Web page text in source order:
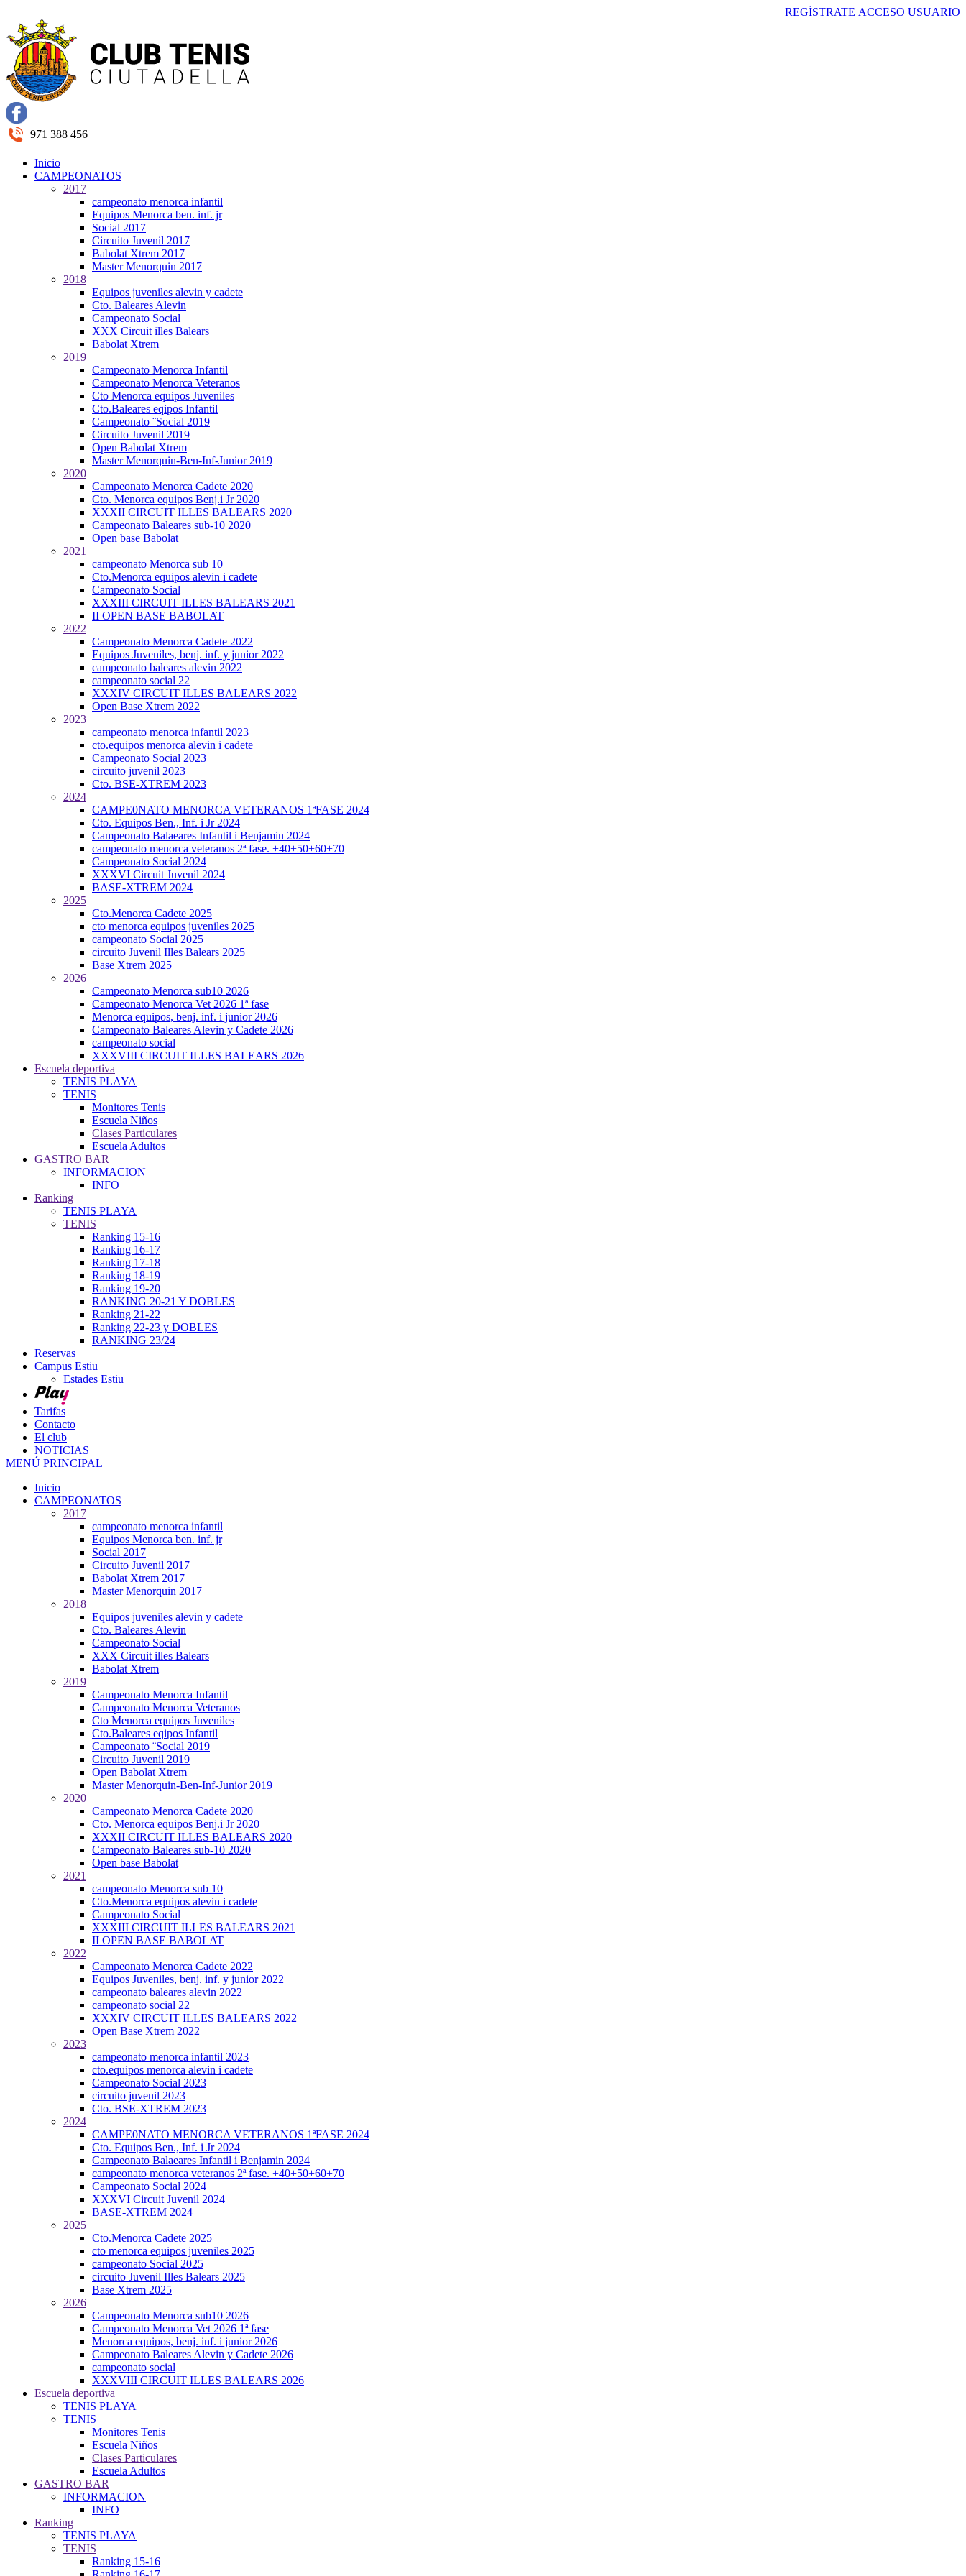
REGÍSTRATE ACCESO USUARIO
971 388 456
Inicio
CAMPEONATOS
2017
campeonato menorca infantil
Equipos Menorca ben. inf. jr
Social 2017
Circuito Juvenil 2017
Babolat Xtrem 2017
Master Menorquin 2017
2018
Equipos juveniles alevin y cadete
Cto. Baleares Alevin
Campeonato Social
XXX Circuit illes Balears
Babolat Xtrem
2019
Campeonato Menorca Infantil
Campeonato Menorca Veteranos
Cto Menorca equipos Juveniles
Cto.Baleares eqipos Infantil
Campeonato ¨Social 2019
Circuito Juvenil 2019
Open Babolat Xtrem
Master Menorquin-Ben-Inf-Junior 2019
2020
Campeonato Menorca Cadete 2020
Cto. Menorca equipos Benj.i Jr 2020
XXXII CIRCUIT ILLES BALEARS 2020
Campeonato Baleares sub-10 2020
Open base Babolat
2021
campeonato Menorca sub 10
Cto.Menorca equipos alevin i cadete
Campeonato Social
XXXIII CIRCUIT ILLES BALEARS 2021
II OPEN BASE BABOLAT
2022
Campeonato Menorca Cadete 2022
Equipos Juveniles, benj. inf. y junior 2022
campeonato baleares alevin 2022
campeonato social 22
XXXIV CIRCUIT ILLES BALEARS 2022
Open Base Xtrem 2022
2023
campeonato menorca infantil 2023
cto.equipos menorca alevin i cadete
Campeonato Social 2023
circuito juvenil 2023
Cto. BSE-XTREM 2023
2024
CAMPE0NATO MENORCA VETERANOS 1ªFASE 2024
Cto. Equipos Ben., Inf. i Jr 2024
Campeonato Balaeares Infantil i Benjamin 2024
campeonato menorca veteranos 2ª fase. +40+50+60+70
Campeonato Social 2024
XXXVI Circuit Juvenil 2024
BASE-XTREM 2024
2025
Cto.Menorca Cadete 2025
cto menorca equipos juveniles 2025
campeonato Social 2025
circuito Juvenil Illes Balears 2025
Base Xtrem 2025
2026
Campeonato Menorca sub10 2026
Campeonato Menorca Vet 2026 1ª fase
Menorca equipos, benj. inf. i junior 2026
Campeonato Baleares Alevin y Cadete 2026
campeonato social
XXXVIII CIRCUIT ILLES BALEARS 2026
Escuela deportiva
TENIS PLAYA
TENIS
Monitores Tenis
Escuela Niños
Clases Particulares
Escuela Adultos
GASTRO BAR
INFORMACION
INFO
Ranking
TENIS PLAYA
TENIS
Ranking 15-16
Ranking 16-17
Ranking 17-18
Ranking 18-19
Ranking 19-20
RANKING 20-21 Y DOBLES
Ranking 21-22
Ranking 22-23 y DOBLES
RANKING 23/24
Reservas
Campus Estiu
Estades Estiu
Tarifas
Contacto
El club
NOTICIAS
MENÚ PRINCIPAL
Inicio
CAMPEONATOS
2017
campeonato menorca infantil
Equipos Menorca ben. inf. jr
Social 2017
Circuito Juvenil 2017
Babolat Xtrem 2017
Master Menorquin 2017
2018
Equipos juveniles alevin y cadete
Cto. Baleares Alevin
Campeonato Social
XXX Circuit illes Balears
Babolat Xtrem
2019
Campeonato Menorca Infantil
Campeonato Menorca Veteranos
Cto Menorca equipos Juveniles
Cto.Baleares eqipos Infantil
Campeonato ¨Social 2019
Circuito Juvenil 2019
Open Babolat Xtrem
Master Menorquin-Ben-Inf-Junior 2019
2020
Campeonato Menorca Cadete 2020
Cto. Menorca equipos Benj.i Jr 2020
XXXII CIRCUIT ILLES BALEARS 2020
Campeonato Baleares sub-10 2020
Open base Babolat
2021
campeonato Menorca sub 10
Cto.Menorca equipos alevin i cadete
Campeonato Social
XXXIII CIRCUIT ILLES BALEARS 2021
II OPEN BASE BABOLAT
2022
Campeonato Menorca Cadete 2022
Equipos Juveniles, benj. inf. y junior 2022
campeonato baleares alevin 2022
campeonato social 22
XXXIV CIRCUIT ILLES BALEARS 2022
Open Base Xtrem 2022
2023
campeonato menorca infantil 2023
cto.equipos menorca alevin i cadete
Campeonato Social 2023
circuito juvenil 2023
Cto. BSE-XTREM 2023
2024
CAMPE0NATO MENORCA VETERANOS 1ªFASE 2024
Cto. Equipos Ben., Inf. i Jr 2024
Campeonato Balaeares Infantil i Benjamin 2024
campeonato menorca veteranos 2ª fase. +40+50+60+70
Campeonato Social 2024
XXXVI Circuit Juvenil 2024
BASE-XTREM 2024
2025
Cto.Menorca Cadete 2025
cto menorca equipos juveniles 2025
campeonato Social 2025
circuito Juvenil Illes Balears 2025
Base Xtrem 2025
2026
Campeonato Menorca sub10 2026
Campeonato Menorca Vet 2026 1ª fase
Menorca equipos, benj. inf. i junior 2026
Campeonato Baleares Alevin y Cadete 2026
campeonato social
XXXVIII CIRCUIT ILLES BALEARS 2026
Escuela deportiva
TENIS PLAYA
TENIS
Monitores Tenis
Escuela Niños
Clases Particulares
Escuela Adultos
GASTRO BAR
INFORMACION
INFO
Ranking
TENIS PLAYA
TENIS
Ranking 15-16